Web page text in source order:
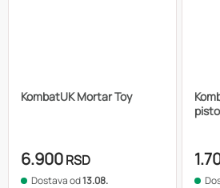
KombatUK Mortar Toy
6.900RSD
Dostava od13.08.